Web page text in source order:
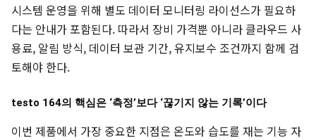
시스템 운영을 위해 별도 데이터 모니터링 라이선스가 필요하
다는 안내가 포함된다. 따라서 장비 가격뿐 아니라 클라우드 사
용료, 알림 방식, 데이터 보관 기간, 유지보수 조건까지 함께 검
토해야 한다.
testo 164의 핵심은 ‘측정’보다 ‘끊기지 않는 기록’이다
이번 제품에서 가장 중요한 지점은 온도와 습도를 재는 기능 자